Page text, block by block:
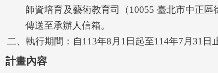
師資培育及藝術教育司（10055 臺北市中正
傳送至承辦人信箱。
二、執行期間：自113年8月1日起至114年7月31日
計畫內容